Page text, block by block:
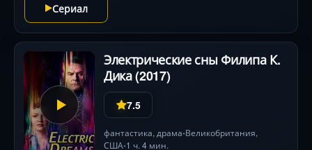
Сериал
Электрические сны Филипа К.
Дика (2017)
7.5
фантастика, драма•Великобритания,
США•1 ч. 4 мин.